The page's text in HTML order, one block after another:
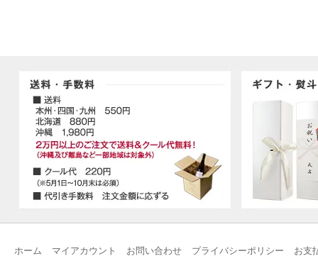
ホーム マイアカウント お問い合わせ プライバシーポリシー お支